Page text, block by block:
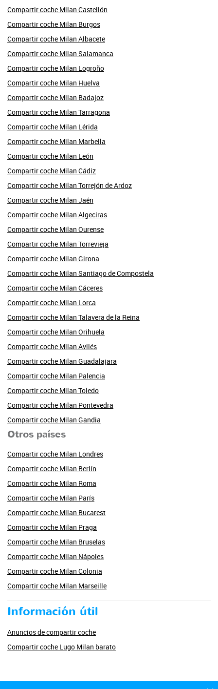
Compartir coche Milan Castellón
Compartir coche Milan Burgos
Compartir coche Milan Albacete
Compartir coche Milan Salamanca
Compartir coche Milan Logroño
Compartir coche Milan Huelva
Compartir coche Milan Badajoz
Compartir coche Milan Tarragona
Compartir coche Milan Lérida
Compartir coche Milan Marbella
Compartir coche Milan León
Compartir coche Milan Cádiz
Compartir coche Milan Torrejón de Ardoz
Compartir coche Milan Jaén
Compartir coche Milan Algeciras
Compartir coche Milan Ourense
Compartir coche Milan Torrevieja
Compartir coche Milan Girona
Compartir coche Milan Santiago de Compostela
Compartir coche Milan Cáceres
Compartir coche Milan Lorca
Compartir coche Milan Talavera de la Reina
Compartir coche Milan Orihuela
Compartir coche Milan Avilés
Compartir coche Milan Guadalajara
Compartir coche Milan Palencia
Compartir coche Milan Toledo
Compartir coche Milan Pontevedra
Compartir coche Milan Gandia
Otros países
Compartir coche Milan Londres
Compartir coche Milan Berlín
Compartir coche Milan Roma
Compartir coche Milan París
Compartir coche Milan Bucarest
Compartir coche Milan Praga
Compartir coche Milan Bruselas
Compartir coche Milan Nápoles
Compartir coche Milan Colonia
Compartir coche Milan Marseille
Información útil
Anuncios de compartir coche
Compartir coche Lugo Milan barato